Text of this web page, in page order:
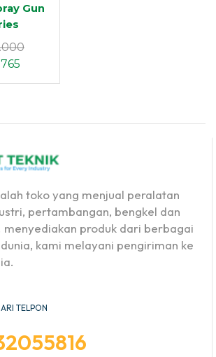
Gun
toko yang menjual peralatan
pertambangan, bengkel dan
menyediakan produk dari berbagai
kami melayani pengiriman ke
TELPON